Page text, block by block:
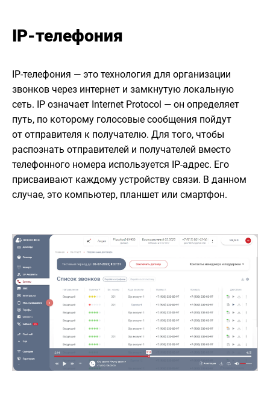
IP-телефония
IP-телефония — это технология для организации
звонков через интернет и замкнутую локальную
сеть. IP означает Internet Protocol — он определяет
путь, по которому голосовые сообщения пойдут
от отправителя к получателю. Для того, чтобы
распознать отправителей и получателей вместо
телефонного номера используется IP-адрес. Его
присваивают каждому устройству связи. В данном
случае, это компьютер, планшет или смартфон.